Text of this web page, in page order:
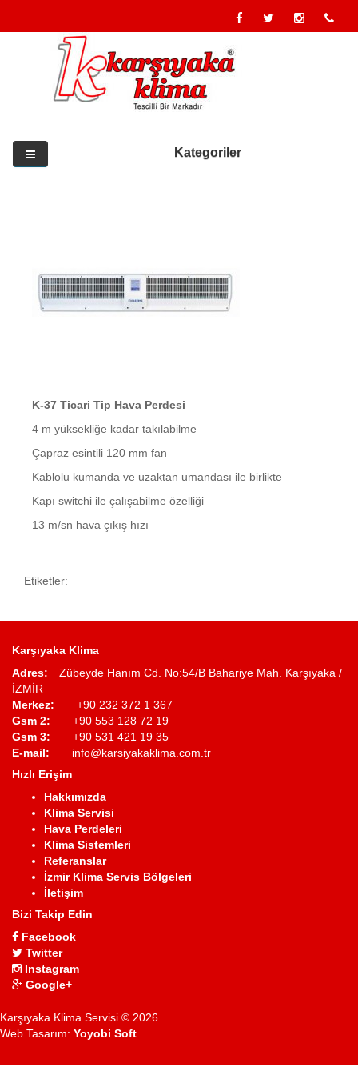
Kategoriler
K-37 Ticari Tip Hava Perdesi
4 m yüksekliğe kadar takılabilme
Çapraz esintili 120 mm fan
Kablolu kumanda ve uzaktan umandası ile birlikte
Kapı switchi ile çalışabilme özelliği
13 m/sn hava çıkış hızı
Etiketler:
Karşıyaka Klima
Adres: Zübeyde Hanım Cd. No:54/B Bahariye Mah. Karşıyaka /
İZMİR
Merkez: +90 232 372 1 367
Gsm 2: +90 553 128 72 19
Gsm 3: +90 531 421 19 35
E-mail: info@karsiyakaklima.com.tr
Hızlı Erişim
Hakkımızda
Klima Servisi
Hava Perdeleri
Klima Sistemleri
Referanslar
İzmir Klima Servis Bölgeleri
İletişim
Bizi Takip Edin
Facebook
Twitter
Instagram
Google+
Karşıyaka Klima Servisi © 2026
Web Tasarım: Yoyobi Soft